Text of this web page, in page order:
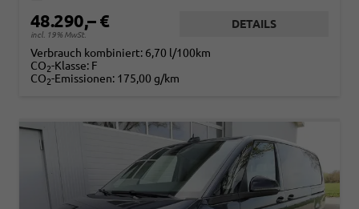
48.290,– €
incl. 19% MwSt.
DETAILS
Verbrauch kombiniert: 6,70 l/100km
CO2-Klasse: F
CO2-Emissionen: 175,00 g/km